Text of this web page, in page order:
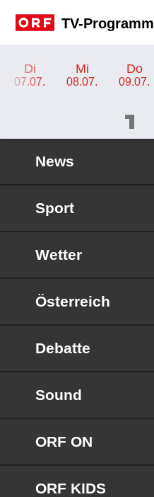
TV-Programm
Di
07.07.
Mi
08.07.
Do
09.07.
News
Sport
Wetter
Österreich
Debatte
Sound
ORF ON
ORF KIDS